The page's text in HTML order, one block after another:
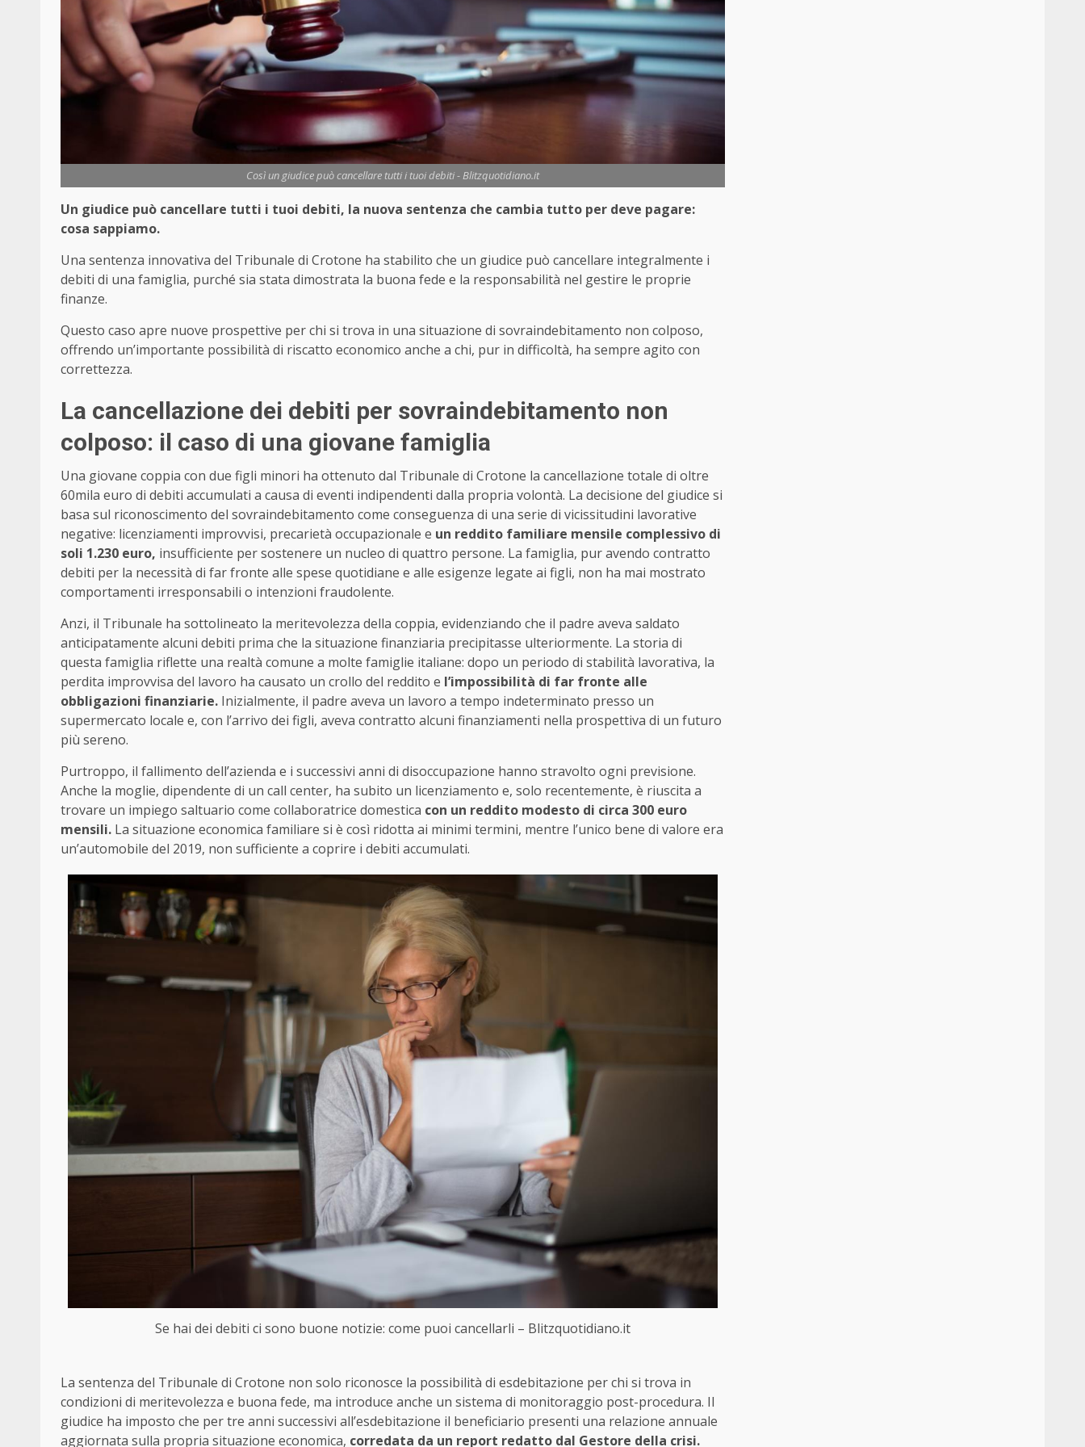
Così un giudice può cancellare tutti i tuoi debiti - Blitzquotidiano.it
Un giudice può cancellare tutti i tuoi debiti, la nuova sentenza che cambia tutto per deve pagare:
cosa sappiamo.
Una sentenza innovativa del Tribunale di Crotone ha stabilito che un giudice può cancellare integralmente i
debiti di una famiglia, purché sia stata dimostrata la buona fede e la responsabilità nel gestire le proprie
finanze.
Questo caso apre nuove prospettive per chi si trova in una situazione di sovraindebitamento non colposo,
offrendo un’importante possibilità di riscatto economico anche a chi, pur in difficoltà, ha sempre agito con
correttezza.
La cancellazione dei debiti per sovraindebitamento non
colposo: il caso di una giovane famiglia
Una giovane coppia con due figli minori ha ottenuto dal Tribunale di Crotone la cancellazione totale di oltre
60mila euro di debiti accumulati a causa di eventi indipendenti dalla propria volontà. La decisione del giudice si
basa sul riconoscimento del sovraindebitamento come conseguenza di una serie di vicissitudini lavorative
negative: licenziamenti improvvisi, precarietà occupazionale e un reddito familiare mensile complessivo di
soli 1.230 euro, insufficiente per sostenere un nucleo di quattro persone. La famiglia, pur avendo contratto
debiti per la necessità di far fronte alle spese quotidiane e alle esigenze legate ai figli, non ha mai mostrato
comportamenti irresponsabili o intenzioni fraudolente.
Anzi, il Tribunale ha sottolineato la meritevolezza della coppia, evidenziando che il padre aveva saldato
anticipatamente alcuni debiti prima che la situazione finanziaria precipitasse ulteriormente. La storia di
questa famiglia riflette una realtà comune a molte famiglie italiane: dopo un periodo di stabilità lavorativa, la
perdita improvvisa del lavoro ha causato un crollo del reddito e l’impossibilità di far fronte alle
obbligazioni finanziarie. Inizialmente, il padre aveva un lavoro a tempo indeterminato presso un
supermercato locale e, con l’arrivo dei figli, aveva contratto alcuni finanziamenti nella prospettiva di un futuro
più sereno.
Purtroppo, il fallimento dell’azienda e i successivi anni di disoccupazione hanno stravolto ogni previsione.
Anche la moglie, dipendente di un call center, ha subito un licenziamento e, solo recentemente, è riuscita a
trovare un impiego saltuario come collaboratrice domestica con un reddito modesto di circa 300 euro
mensili. La situazione economica familiare si è così ridotta ai minimi termini, mentre l’unico bene di valore era
un’automobile del 2019, non sufficiente a coprire i debiti accumulati.
Se hai dei debiti ci sono buone notizie: come puoi cancellarli – Blitzquotidiano.it
La sentenza del Tribunale di Crotone non solo riconosce la possibilità di esdebitazione per chi si trova in
condizioni di meritevolezza e buona fede, ma introduce anche un sistema di monitoraggio post-procedura. Il
giudice ha imposto che per tre anni successivi all’esdebitazione il beneficiario presenti una relazione annuale
aggiornata sulla propria situazione economica, corredata da un report redatto dal Gestore della crisi.